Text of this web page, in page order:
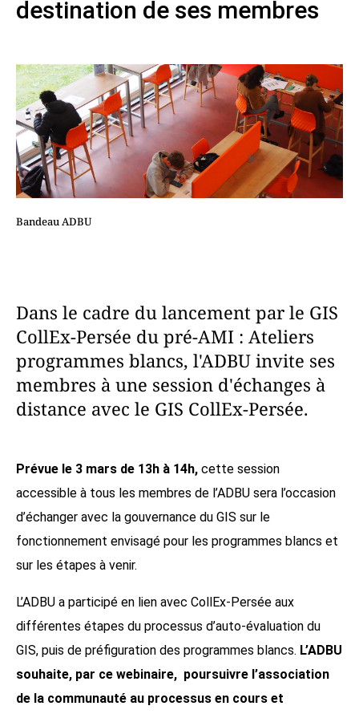
Bandeau ADBU
destination de ses membres
Dans le cadre du lancement par le GIS
CollEx-Persée du pré-AMI : Ateliers
programmes blancs, l'ADBU invite ses
membres à une session d'échanges à
distance avec le GIS CollEx-Persée.
Prévue le 3 mars de 13h à 14h, cette session
accessible à tous les membres de l’ADBU sera l’occasion
d’échanger avec la gouvernance du GIS sur le
fonctionnement envisagé pour les programmes blancs et
sur les étapes à venir.
L’ADBU a participé en lien avec CollEx-Persée aux
différentes étapes du processus d’auto-évaluation du
GIS, puis de préfiguration des programmes blancs. L’ADBU
souhaite, par ce webinaire, poursuivre l’association
de la communauté au processus en cours et